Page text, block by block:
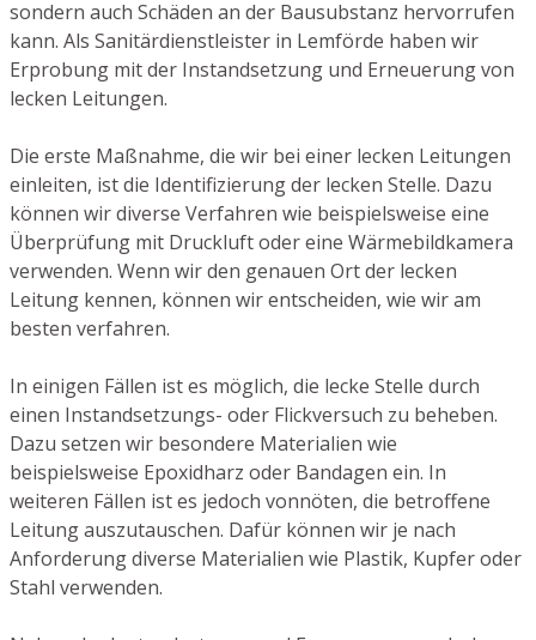
sondern auch Schäden an der Bausubstanz hervorrufen
kann. Als Sanitärdienstleister in Lemförde haben wir
Erprobung mit der Instandsetzung und Erneuerung von
lecken Leitungen.
Die erste Maßnahme, die wir bei einer lecken Leitungen
einleiten, ist die Identifizierung der lecken Stelle. Dazu
können wir diverse Verfahren wie beispielsweise eine
Überprüfung mit Druckluft oder eine Wärmebildkamera
verwenden. Wenn wir den genauen Ort der lecken
Leitung kennen, können wir entscheiden, wie wir am
besten verfahren.
In einigen Fällen ist es möglich, die lecke Stelle durch
einen Instandsetzungs- oder Flickversuch zu beheben.
Dazu setzen wir besondere Materialien wie
beispielsweise Epoxidharz oder Bandagen ein. In
weiteren Fällen ist es jedoch vonnöten, die betroffene
Leitung auszutauschen. Dafür können wir je nach
Anforderung diverse Materialien wie Plastik, Kupfer oder
Stahl verwenden.